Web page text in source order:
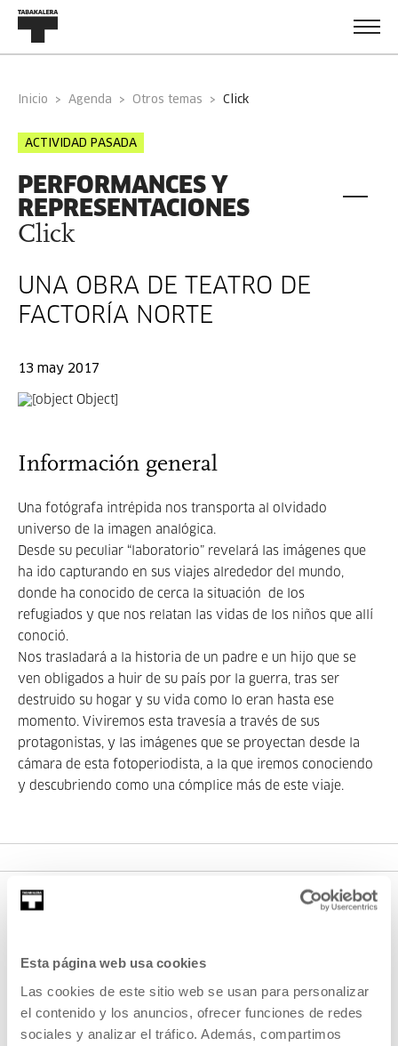
Esta página web usa cookies
Las cookies de este sitio web se usan para personalizar
el contenido y los anuncios, ofrecer funciones de redes
sociales y analizar el tráfico. Además, compartimos
Inicio Agenda Otros temas click
ACTIVIDAD PASADA
PERFORMANCES Y
REPRESENTACIONES
Click
UNA OBRA DE TEATRO DE
FACTORÍA NORTE
13 may 2017
Información general
Una fotógrafa intrépida nos transporta al olvidado
universo de la imagen analógica.
Desde su peculiar “laboratorio” revelará las imágenes que
ha ido capturando en sus viajes alrededor del mundo,
donde ha conocido de cerca la situación de los
refugiados y que nos relatan las vidas de los niños que allí
conoció.
Nos trasladará a la historia de un padre e un hijo que se
ven obligados a huir de su país por la guerra, tras ser
destruido su hogar y su vida como lo eran hasta ese
momento. Viviremos esta travesía a través de sus
protagonistas, y las imágenes que se proyectan desde la
cámara de esta fotoperiodista, a la que iremos conociendo
y descubriendo como una cómplice más de este viaje.
REGÍSTRATE AL BOLETÍN